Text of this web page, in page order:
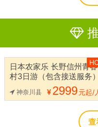
日本农家乐 长野信州青春
村3日游（包含接送服务）
神奈川县 2999元起/
查